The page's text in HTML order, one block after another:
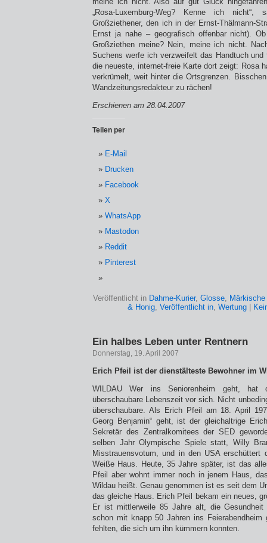
„Rosa-Luxemburg-Weg? Kenne ich nicht“,
Großziethener, den ich in der Ernst-Thälmann-
Ernst ja nahe – geografisch offenbar nicht).
Großziethen meine? Nein, meine ich nicht.
Suchens werfe ich verzweifelt das Handtuch
die neueste, internet-freie Karte dort zeigt: Rosa
verkrümelt, weit hinter die Ortsgrenzen.
Wandzeitungsredakteur zu rächen!
Erschienen am 28.04.2007
Teilen per
E-Mail
Drucken
Facebook
X
WhatsApp
Mastodon
Reddit
Pinterest
Veröffentlicht in Dahme-Kurier, Glosse,
& Honig, Veröffentlicht in, Wertung|
Ein halbes Leben unter Rentnern
Donnerstag, 19. April 2007
Erich Pfeil ist der dienstälteste Bewohner im
WILDAU Wer ins Seniorenheim geht,
überschaubare Lebenszeit vor sich. Nicht
überschaubare. Als Erich Pfeil am 18. April
Georg Benjamin“ geht, ist der gleichaltrige
Sekretär des Zentralkomitees der SED
selben Jahr Olympische Spiele statt, Willy
Misstrauensvotum, und in den USA erschüttert
Weiße Haus. Heute, 35 Jahre später, ist das
Pfeil aber wohnt immer noch in jenem Haus,
Wildau heißt. Genau genommen ist es seit dem
das gleiche Haus. Erich Pfeil bekam ein neues,
Er ist mittlerweile 85 Jahre alt, die
schon mit knapp 50 Jahren ins Feierabendheim
fehlten, die sich um ihn kümmern konnten.